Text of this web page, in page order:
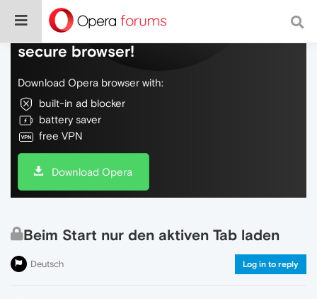
Do more on the web, with a fast and
secure browser!
Download Opera browser with:
built-in ad blocker
battery saver
free VPN
Download Opera
Beim Start nur den aktiven Tab laden
Deutsch Log in to reply